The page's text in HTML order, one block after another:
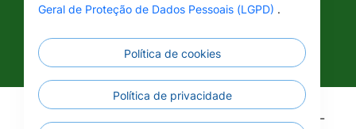
Conselhos
©2026 - Prefeitura Municipal de Vila Rica - MT -
Geral de Proteção de Dados Pessoais (LGPD) .
Política de cookies
Política de privacidade